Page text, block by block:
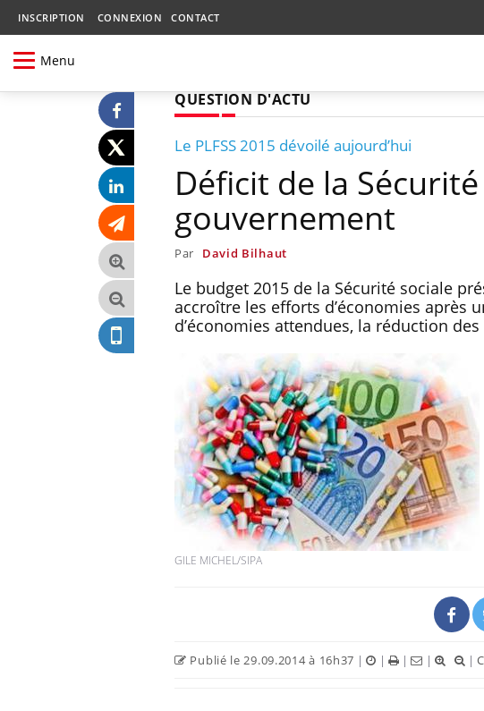
INSCRIPTION CONNEXION CONTACT
Menu
QUESTION D'ACTU
Le PLFSS 2015 dévoilé aujourd’hui
Déficit de la
gouvernement
Par David Bilhaut
Le budget 2015 de la Sécurité sociale
accroître les efforts d’économies après
d’économies attendues, la réduction
GILE MICHEL/SIPA
Publié le 29.09.2014 à 16h37 | | | | |
Éclipse solaire du 12 août
: “Des verres adaptés,
c'est indispensable pour
la santé des yeux”
Mon enfant est-il trop
sensible ou simplement